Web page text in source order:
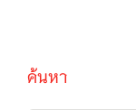
ค้นหา